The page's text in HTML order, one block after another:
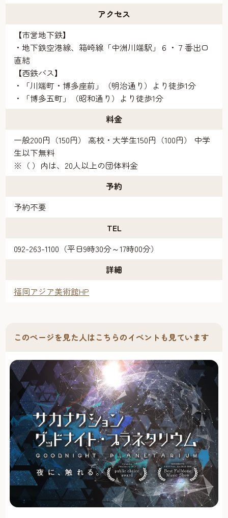
アクセス
【市営地下鉄】
・地下鉄空港線、箱崎線「中洲川端駅」６・７番出口
直結
【西鉄バス】
・「川端町・博多座前」（明治通り）より徒歩1分
・「博多五町」（昭和通り）より徒歩1分
料金
一般200円（150円） 高校・大学生150円（100円） 中学
生以下無料
※（ ）内は、20人以上の団体料金
予約
予約不要
TEL
092-263-1100（平日9時30分～17時00分）
詳細
福岡アジア美術館HP
このページを見た人はこちらのイベントも見ています